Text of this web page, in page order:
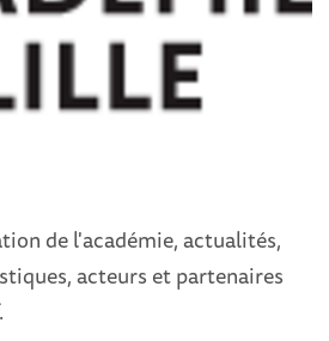
de l'académie, actualités,
acteurs et partenaires